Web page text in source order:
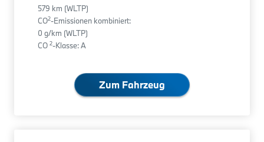
579 km (WLTP)
CO2-Emissionen kombiniert:
0 g/km (WLTP)
CO 2-Klasse: A
Zum Fahrzeug